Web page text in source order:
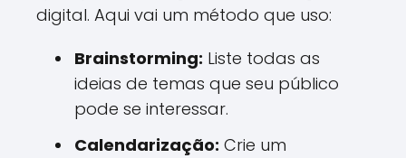
digital. Aqui vai um método que uso:
Brainstorming: Liste todas as
ideias de temas que seu público
pode se interessar.
Calendarização: Crie um